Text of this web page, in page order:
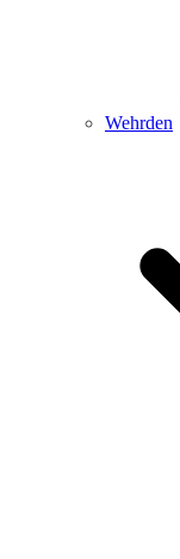
Wehrden